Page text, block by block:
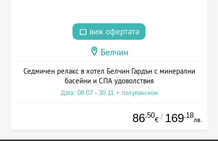
виж офертата
Белчин
Седмичен релакс в хотел Белчин Гардън с минерални
басейни и СПА удоволствия
Дата: 08.07 - 30.11 + полупансион
86.50
€ / 169.18
лв.